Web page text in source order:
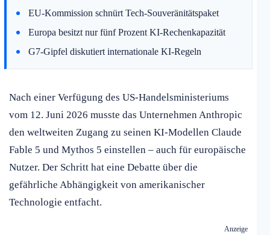
EU-Kommission schnürt Tech-Souveränitätspaket
Europa besitzt nur fünf Prozent KI-Rechenkapazität
G7-Gipfel diskutiert internationale KI-Regeln
Nach einer Verfügung des US-Handelsministeriums
vom 12. Juni 2026 musste das Unternehmen Anthropic
den weltweiten Zugang zu seinen KI-Modellen Claude
Fable 5 und Mythos 5 einstellen – auch für europäische
Nutzer. Der Schritt hat eine Debatte über die
gefährliche Abhängigkeit von amerikanischer
Technologie entfacht.
Anzeige